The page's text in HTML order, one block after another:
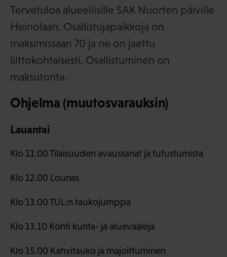
Tervetuloa alueellisille SAK Nuorten päiville
Heinolaan. Osallistujapaikkoja on
maksimissaan 70 ja ne on jaettu
liittokohtaisesti. Osallistuminen on
maksutonta.
Ohjelma (muutosvarauksin)
Lauantai
Klo 11.00 Tilaisuuden avaussanat ja tutustumista
Klo 12.00 Lounas
Klo 13.00 TUL:n taukojumppa
Klo 13.10 Kohti kunta- ja aluevaaleja
Klo 15.00 Kahvitauko ja majoittuminen